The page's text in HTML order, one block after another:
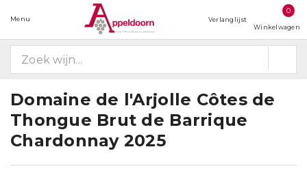
Menu Verlanglijst
0
Winkelwagen
Domaine de l'Arjolle Côtes de
Thongue Brut de Barrique
Chardonnay 2025